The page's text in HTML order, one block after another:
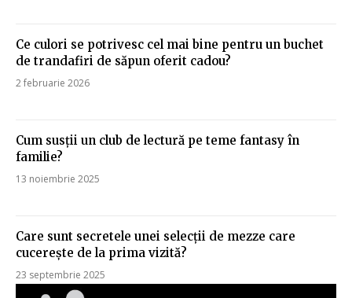
Ce culori se potrivesc cel mai bine pentru un buchet
de trandafiri de săpun oferit cadou?
2 februarie 2026
Cum susții un club de lectură pe teme fantasy în
familie?
13 noiembrie 2025
Care sunt secretele unei selecții de mezze care
cucerește de la prima vizită?
23 septembrie 2025